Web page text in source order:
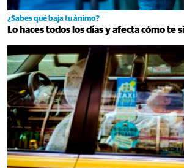
¿Sabes qué baja tu ánimo?
Lo haces todos los días y afecta cómo te